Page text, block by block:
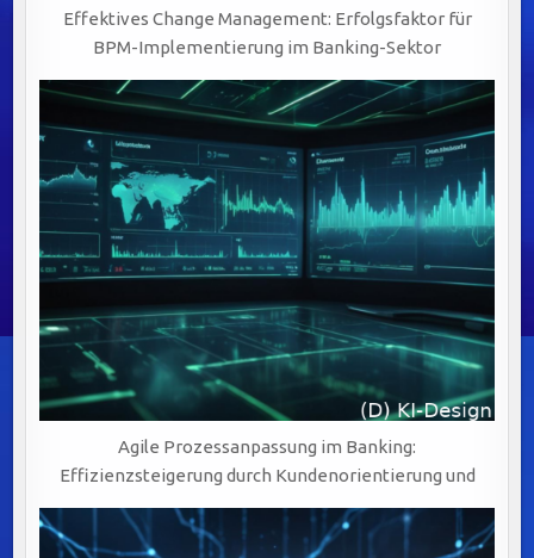
Effektives Change Management: Erfolgsfaktor für
BPM-Implementierung im Banking-Sektor
Agile Prozessanpassung im Banking:
Effizienzsteigerung durch Kundenorientierung und